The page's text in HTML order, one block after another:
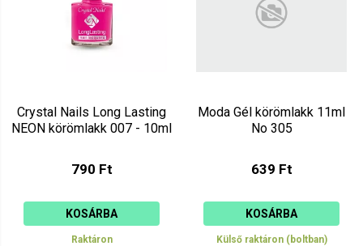
Crystal Nails Long Lasting
NEON körömlakk 007 - 10ml
790 Ft
KOSÁRBA
Raktáron
Moda Gél körömlakk 11ml
No 305
639 Ft
KOSÁRBA
Külső raktáron (boltban)